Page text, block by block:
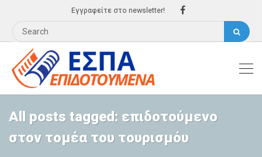
Εγγραφείτε στο newsletter!
All posts tagged: επιδοτούμενο
στον τομέα του τουρισμόυ